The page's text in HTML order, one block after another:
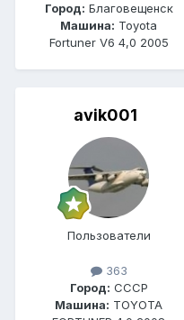
Город: Благовещенск
Машина: Toyota
Fortuner V6 4,0 2005
avik001
Пользователи
363
Город: СССР
Машина: TOYOTA